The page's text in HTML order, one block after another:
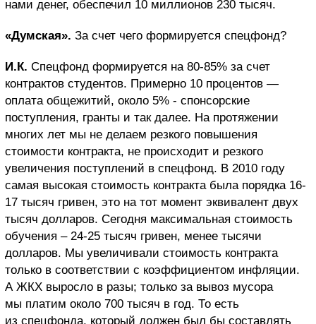
нами денег, обеспечил 10 миллионов 230 тысяч.
«Думская». За счет чего формируется спецфонд?
И.К. Спецфонд формируется на 80-85% за счет
контрактов студентов. Примерно 10 процентов —
оплата общежитий, около 5% - спонсорские
поступления, гранты и так далее. На протяжении
многих лет мы не делаем резкого повышения
стоимости контракта, не происходит и резкого
увеличения поступлений в спецфонд. В 2010 году
самая высокая стоимость контракта была порядка 16-
17 тысяч гривен, это на тот момент эквивалент двух
тысяч долларов. Сегодня максимальная стоимость
обучения – 24-25 тысяч гривен, менее тысячи
долларов. Мы увеличивали стоимость контракта
только в соответствии с коэффициентом инфляции.
А ЖКХ выросло в разы; только за вывоз мусора
мы платим около 700 тысяч в год. То есть
из спецфонда, который должен был бы составлять